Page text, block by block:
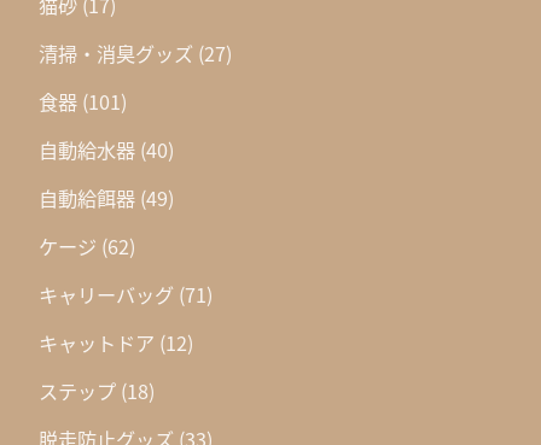
清掃・消臭グッズ (27)
食器 (101)
自動給水器 (40)
自動給餌器 (49)
ケージ (62)
キャリーバッグ (71)
キャットドア (12)
ステップ (18)
脱走防止グッズ (33)